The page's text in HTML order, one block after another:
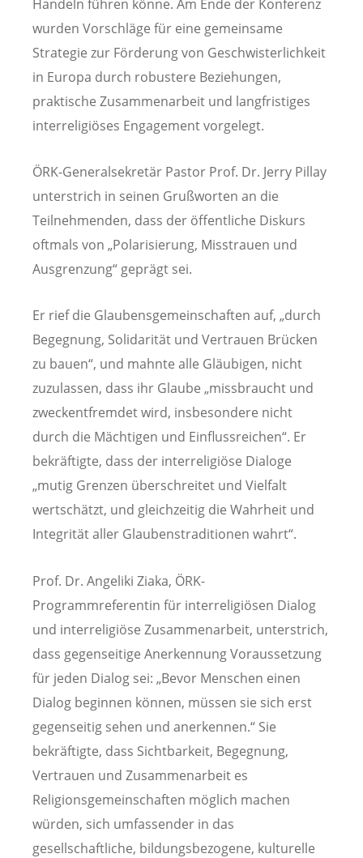
Handeln führen könne. Am Ende der Konferenz
wurden Vorschläge für eine gemeinsame
Strategie zur Förderung von Geschwisterlichkeit
in Europa durch robustere Beziehungen,
praktische Zusammenarbeit und langfristiges
interreligiöses Engagement vorgelegt.
ÖRK-Generalsekretär Pastor Prof. Dr. Jerry Pillay
unterstrich in seinen Grußworten an die
Teilnehmenden, dass der öffentliche Diskurs
oftmals von „Polarisierung, Misstrauen und
Ausgrenzung“ geprägt sei.
Er rief die Glaubensgemeinschaften auf, „durch
Begegnung, Solidarität und Vertrauen Brücken
zu bauen“, und mahnte alle Gläubigen, nicht
zuzulassen, dass ihr Glaube „missbraucht und
zweckentfremdet wird, insbesondere nicht
durch die Mächtigen und Einflussreichen“. Er
bekräftigte, dass der interreligiöse Dialoge
„mutig Grenzen überschreitet und Vielfalt
wertschätzt, und gleichzeitig die Wahrheit und
Integrität aller Glaubenstraditionen wahrt“.
Prof. Dr. Angeliki Ziaka, ÖRK-
Programmreferentin für interreligiösen Dialog
und interreligiöse Zusammenarbeit, unterstrich,
dass gegenseitige Anerkennung Voraussetzung
für jeden Dialog sei: „Bevor Menschen einen
Dialog beginnen können, müssen sie sich erst
gegenseitig sehen und anerkennen.“ Sie
bekräftigte, dass Sichtbarkeit, Begegnung,
Vertrauen und Zusammenarbeit es
Religionsgemeinschaften möglich machen
würden, sich umfassender in das
gesellschaftliche, bildungsbezogene, kulturelle